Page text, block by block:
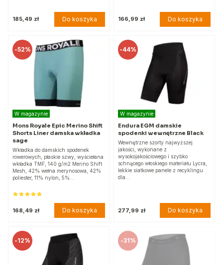
185,49 zł Do koszyka 166,99 zł Do koszyka
-52%
W magazynie
Mons Royale Epic Merino Shift
Shorts Liner damska wkładka
sage
Wkładka do damskich spodenek
rowerowych, płaskie szwy, wyściełana
wkładka TMF, 140 g/m2 Merino Shift
Mesh, 42% wełna merynosowa, 42%
poliester, 11% nylon, 5%…
168,49 zł Do koszyka
-44%
W magazynie
Endura EGM damskie
spodenki wewnętrzne Black
Wewnętrzne szorty najwyższej
jakości, wykonane z
wysokojakościowego i szybko
schnącego włoskiego materiału Lycra,
lekkie siatkowe panele z recyklingu
dla…
277,99 zł Do koszyka
-12% -31%